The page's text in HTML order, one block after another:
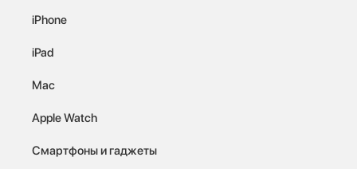
iPhone
iPad
Mac
Apple Watch
Смартфоны и гаджеты